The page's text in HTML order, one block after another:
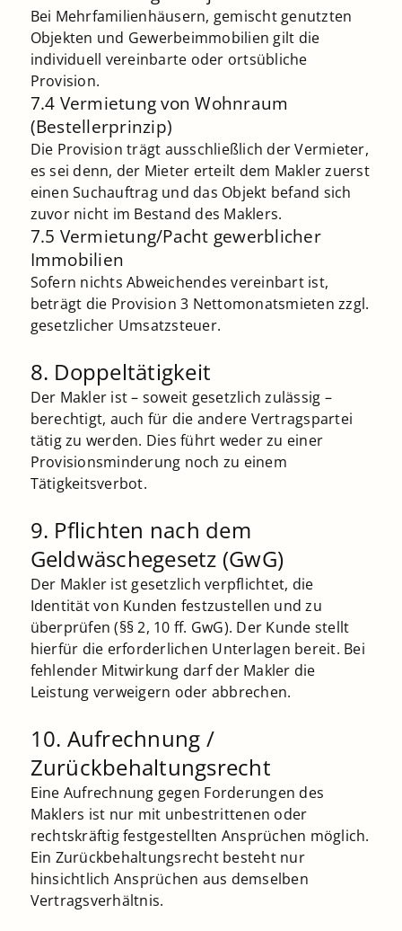
Bei Mehrfamilienhäusern, gemischt genutzten
Objekten und Gewerbeimmobilien gilt die
individuell vereinbarte oder ortsübliche
Provision.
7.4 Vermietung von Wohnraum
(Bestellerprinzip)
Die Provision trägt ausschließlich der Vermieter,
es sei denn, der Mieter erteilt dem Makler zuerst
einen Suchauftrag und das Objekt befand sich
zuvor nicht im Bestand des Maklers.
7.5 Vermietung/Pacht gewerblicher
Immobilien
Sofern nichts Abweichendes vereinbart ist,
beträgt die Provision 3 Nettomonatsmieten zzgl.
gesetzlicher Umsatzsteuer.
8. Doppeltätigkeit
Der Makler ist – soweit gesetzlich zulässig –
berechtigt, auch für die andere Vertragspartei
tätig zu werden. Dies führt weder zu einer
Provisionsminderung noch zu einem
Tätigkeitsverbot.
9. Pflichten nach dem
Geldwäschegesetz (GwG)
Der Makler ist gesetzlich verpflichtet, die
Identität von Kunden festzustellen und zu
überprüfen (§§ 2, 10 ff. GwG). Der Kunde stellt
hierfür die erforderlichen Unterlagen bereit. Bei
fehlender Mitwirkung darf der Makler die
Leistung verweigern oder abbrechen.
10. Aufrechnung /
Zurückbehaltungsrecht
Eine Aufrechnung gegen Forderungen des
Maklers ist nur mit unbestrittenen oder
rechtskräftig festgestellten Ansprüchen möglich.
Ein Zurückbehaltungsrecht besteht nur
hinsichtlich Ansprüchen aus demselben
Vertragsverhältnis.